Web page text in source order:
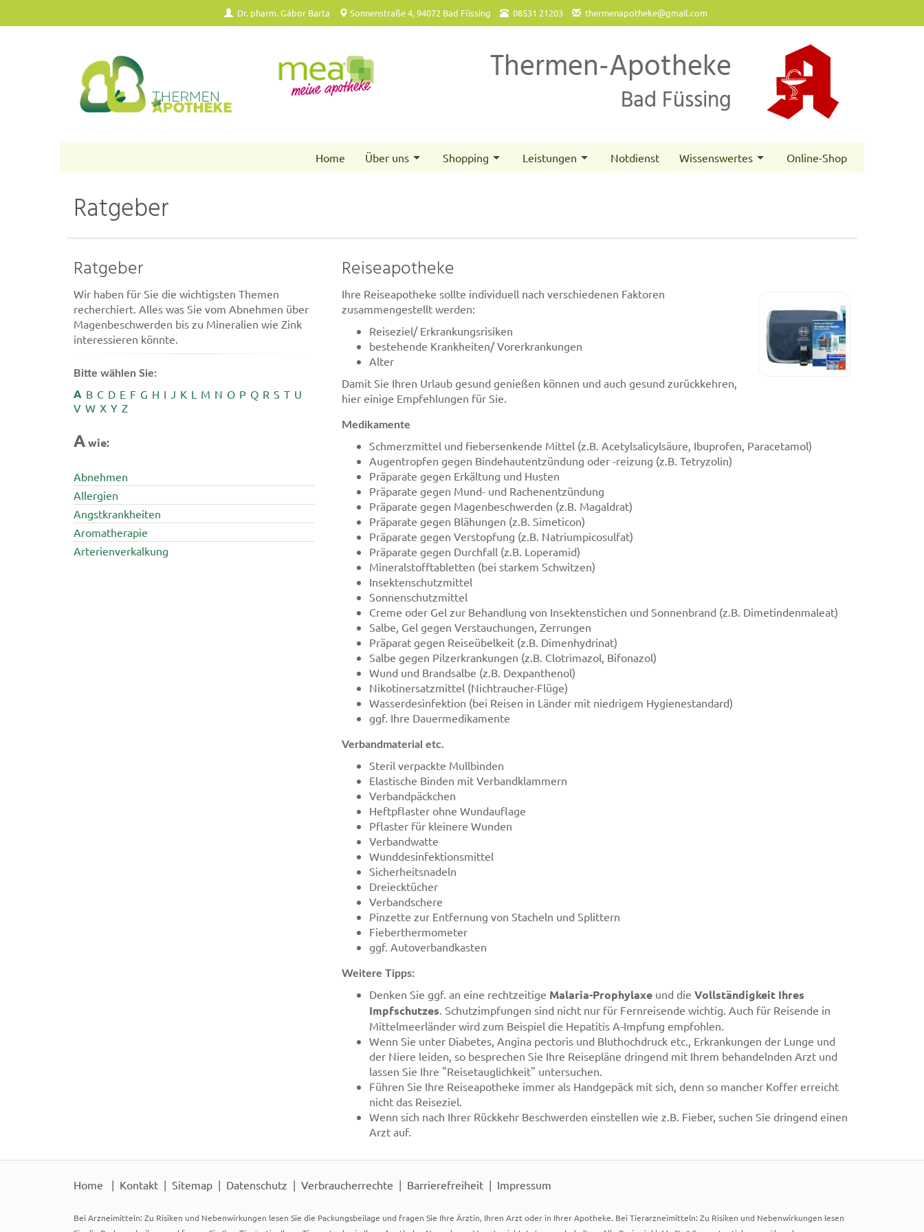
Dr. pharm. Gábor Barta Sonnenstraße 4, 94072 Bad Füssing 08531 21203 thermenapotheke@gmail.com
Thermen-Apotheke
Bad Füssing
Home Über uns Shopping Leistungen Notdienst Wissenswertes Online-Shop
Ratgeber
Ratgeber
Wir haben für Sie die wichtigsten Themen
recherchiert. Alles was Sie vom Abnehmen über
Magenbeschwerden bis zu Mineralien wie Zink
interessieren könnte.
Bitte wählen Sie:
A B C D E F G H I J K L M N O P Q R S T U
V W X Y Z
Awie:
Abnehmen
Allergien
Angstkrankheiten
Aromatherapie
Arterienverkalkung
Reiseapotheke
Ihre Reiseapotheke sollte individuell nach verschiedenen Faktoren
zusammengestellt werden:
Reiseziel/ Erkrankungsrisiken
bestehende Krankheiten/ Vorerkrankungen
Alter
Damit Sie Ihren Urlaub gesund genießen können und auch gesund zurückkehren,
hier einige Empfehlungen für Sie.
Medikamente
Schmerzmittel und fiebersenkende Mittel (z.B. Acetylsalicylsäure, Ibuprofen, Paracetamol)
Augentropfen gegen Bindehautentzündung oder -reizung (z.B. Tetryzolin)
Präparate gegen Erkältung und Husten
Präparate gegen Mund- und Rachenentzündung
Präparate gegen Magenbeschwerden (z.B. Magaldrat)
Präparate gegen Blähungen (z.B. Simeticon)
Präparate gegen Verstopfung (z.B. Natriumpicosulfat)
Präparate gegen Durchfall (z.B. Loperamid)
Mineralstofftabletten (bei starkem Schwitzen)
Insektenschutzmittel
Sonnenschutzmittel
Creme oder Gel zur Behandlung von Insektenstichen und Sonnenbrand (z.B. Dimetindenmaleat)
Salbe, Gel gegen Verstauchungen, Zerrungen
Präparat gegen Reiseübelkeit (z.B. Dimenhydrinat)
Salbe gegen Pilzerkrankungen (z.B. Clotrimazol, Bifonazol)
Wund und Brandsalbe (z.B. Dexpanthenol)
Nikotinersatzmittel (Nichtraucher-Flüge)
Wasserdesinfektion (bei Reisen in Länder mit niedrigem Hygienestandard)
ggf. Ihre Dauermedikamente
Verbandmaterial etc.
Steril verpackte Mullbinden
Elastische Binden mit Verbandklammern
Verbandpäckchen
Heftpflaster ohne Wundauflage
Pflaster für kleinere Wunden
Verbandwatte
Wunddesinfektionsmittel
Sicherheitsnadeln
Dreiecktücher
Verbandschere
Pinzette zur Entfernung von Stacheln und Splittern
Fieberthermometer
ggf. Autoverbandkasten
Weitere Tipps:
Denken Sie ggf. an eine rechtzeitige Malaria-Prophylaxe und die Vollständigkeit Ihres
Impfschutzes . Schutzimpfungen sind nicht nur für Fernreisende wichtig. Auch für Reisende in
Mittelmeerländer wird zum Beispiel die Hepatitis A-Impfung empfohlen.
Wenn Sie unter Diabetes, Angina pectoris und Bluthochdruck etc., Erkrankungen der Lunge und
der Niere leiden, so besprechen Sie Ihre Reisepläne dringend mit Ihrem behandelnden Arzt und
lassen Sie Ihre "Reisetauglichkeit" untersuchen.
Führen Sie Ihre Reiseapotheke immer als Handgepäck mit sich, denn so mancher Koffer erreicht
nicht das Reiseziel.
Wenn sich nach Ihrer Rückkehr Beschwerden einstellen wie z.B. Fieber, suchen Sie dringend einen
Arzt auf.
Home Kontakt Sitemap Datenschutz Verbraucherrechte Barrierefreiheit Impressum
Bei Arzneimitteln: Zu Risiken und Nebenwirkungen lesen Sie die Packungsbeilage und fragen Sie Ihre Ärztin, Ihren Arzt oder in Ihrer Apotheke. Bei Tierarzneimitteln: Zu Risiken und Nebenwirkungen lesen